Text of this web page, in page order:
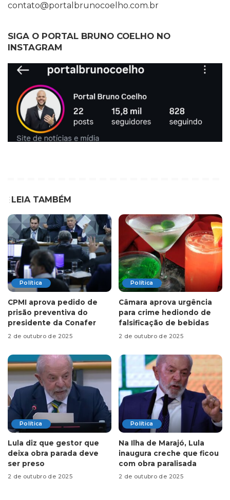
contato@portalbrunocoelho.com.br
SIGA O PORTAL BRUNO COELHO NO
INSTAGRAM
LEIA TAMBÉM
Política
CPMI aprova pedido de
prisão preventiva do
presidente da Conafer
2 de outubro de 2025
Política
Câmara aprova urgência
para crime hediondo de
falsificação de bebidas
2 de outubro de 2025
Política
Lula diz que gestor que
deixa obra parada deve
ser preso
2 de outubro de 2025
Política
Na Ilha de Marajó, Lula
inaugura creche que ficou
com obra paralisada
2 de outubro de 2025